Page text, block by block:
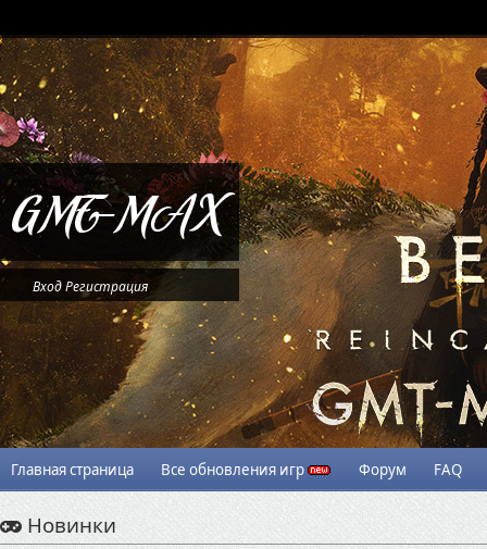
ВходРегистрация
Главная страница Все обновления игр Форум FAQ
Новинки